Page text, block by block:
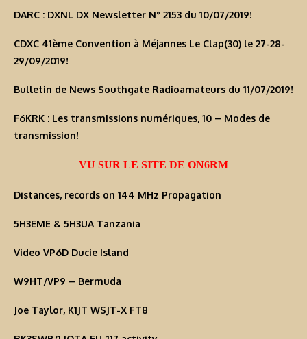
DARC : DXNL DX Newsletter N° 2153 du 10/07/2019!
CDXC 41ème Convention à Méjannes Le Clap(30) le 27-28-
29/09/2019!
Bulletin de News Southgate Radioamateurs du 11/07/2019!
F6KRK : Les transmissions numériques, 10 – Modes de
transmission!
VU SUR LE SITE DE ON6RM
Distances, records on 144 MHz Propagation
5H3EME & 5H3UA Tanzania
Video VP6D Ducie Island
W9HT/VP9 – Bermuda
Joe Taylor, K1JT WSJT-X FT8